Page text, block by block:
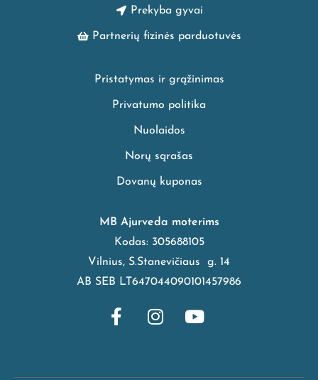
Prekyba gyvai
Partnerių fizinės parduotuvės
Pristatymas ir grąžinimas
Privatumo politika
Nuolaidos
Norų sąrašas
Dovanų kuponas
MB Ajurveda moterims
Kodas: 305688105
Vilnius, S.Stanevičiaus g. 14
AB SEB LT647044090101457986